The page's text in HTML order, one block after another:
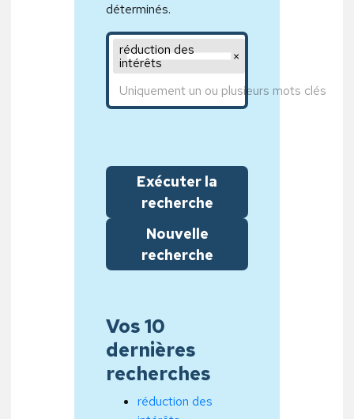
déterminés.
Mot clé 1,Mot clé 2,Mot clé 3
réduction des
intérêts
Exécuter la
recherche
Nouvelle
recherche
Vos 10
dernières
recherches
réduction des